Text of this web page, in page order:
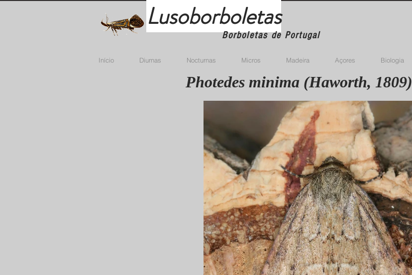
Lusoborboletas
Borboletas de Portugal
Início Diurnas Nocturnas Micros Madeira Açores Biologia
Photedes minima (Haworth, 1809)